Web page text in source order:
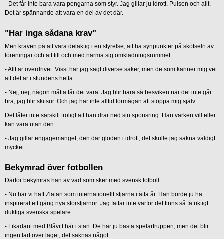
- Det får inte bara vara pengarna som styr. Jag gillar ju idrott. Pulsen och allt.
Det är spännande att vara en del av det där.
"Har inga sådana krav"
Men kraven på att vara delaktig i en styrelse, att ha synpunkter på skötseln av
föreningar och att till och med närma sig omklädningsrummet...
- Allt är överdrivet. Visst har jag sagt diverse saker, men de som känner mig vet
att det är i stundens hetta.
- Nej, nej, någon måtta får det vara. Jag blir bara så besviken när det inte går
bra, jag blir skitsur. Och jag har inte alltid förmågan att stoppa mig själv.
Det låter inte särskilt troligt att han drar ned sin sponsring. Han varken vill eller
kan vara utan den.
- Jag gillar engagemanget, den där glöden i idrott, det skulle jag sakna väldigt
mycket.
Bekymrad över fotbollen
Därför bekymras han av vad som sker med svensk fotboll.
- Nu har vi haft Zlatan som internationellt stjärna i åtta år. Han borde ju ha
inspirerat ett gäng nya storstjärnor. Jag fattar inte varför det finns så få riktigt
duktiga svenska spelare.
- Likadant med Blåvitt här i stan. De har ju bästa spelartruppen, men det blir
ingen fart över laget, det saknas något.